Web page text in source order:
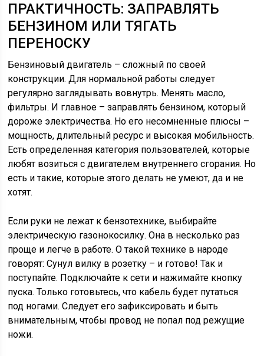
ПРАКТИЧНОСТЬ: ЗАПРАВЛЯТЬ
БЕНЗИНОМ ИЛИ ТЯГАТЬ
ПЕРЕНОСКУ
Бензиновый двигатель – сложный по своей
конструкции. Для нормальной работы следует
регулярно заглядывать вовнутрь. Менять масло,
фильтры. И главное – заправлять бензином, который
дороже электричества. Но его несомненные плюсы –
мощность, длительный ресурс и высокая мобильность.
Есть определенная категория пользователей, которые
любят возиться с двигателем внутреннего сгорания. Но
есть и такие, которые этого делать не умеют, да и не
хотят.
Если руки не лежат к бензотехнике, выбирайте
электрическую газонокосилку. Она в несколько раз
проще и легче в работе. О такой технике в народе
говорят: Сунул вилку в розетку – и готово! Так и
поступайте. Подключайте к сети и нажимайте кнопку
пуска. Только готовьтесь, что кабель будет путаться
под ногами. Следует его зафиксировать и быть
внимательным, чтобы провод не попал под режущие
ножи.